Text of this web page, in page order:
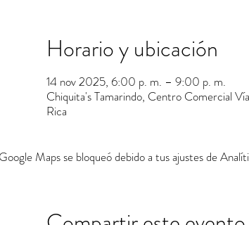
Horario y ubicación
14 nov 2025, 6:00 p. m. – 9:00 p. m.
Chiquita's Tamarindo, Centro Comercial
Rica
Google Maps se bloqueó debido a tus ajustes de